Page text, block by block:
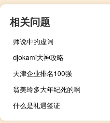
相关问题
师说中的虚词
djokami大神攻略
天津企业排名100强
翁美玲多大年纪死的啊
什么是礼遇签证